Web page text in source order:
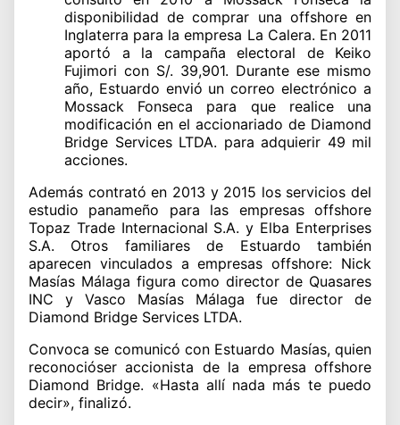
disponibilidad de comprar una offshore en
Inglaterra para la empresa La Calera. En 2011
aportó a la campaña electoral de Keiko
Fujimori con S/. 39,901. Durante ese mismo
año, Estuardo envió un correo electrónico a
Mossack Fonseca para que realice una
modificación en el accionariado de Diamond
Bridge Services LTDA. para adquierir 49 mil
acciones.
Además contrató en 2013 y 2015 los servicios del
estudio panameño para las empresas offshore
Topaz Trade Internacional S.A. y Elba Enterprises
S.A. Otros familiares de Estuardo también
aparecen vinculados a empresas offshore: Nick
Masías Málaga figura como director de Quasares
INC y Vasco Masías Málaga fue director de
Diamond Bridge Services LTDA.
Convoca se comunicó con Estuardo Masías, quien
reconocióser accionista de la empresa offshore
Diamond Bridge. «Hasta allí nada más te puedo
decir», finalizó.